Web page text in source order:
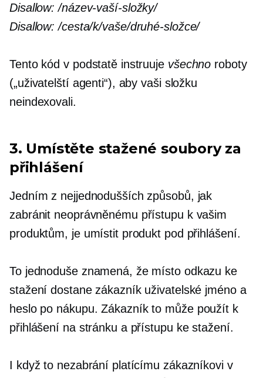
Disallow:/název-vaší-složky/
Disallow:/cesta/k/vaše/druhé-složce/
Tento kód v podstatě instruuje všechno roboty
(„uživatelští agenti“), aby vaši složku
neindexovali.
3. Umístěte stažené soubory za
přihlášení
Jedním z nejjednodušších způsobů, jak
zabránit neoprávněnému přístupu k vašim
produktům, je umístit produkt pod přihlášení.
To jednoduše znamená, že místo odkazu ke
stažení dostane zákazník uživatelské jméno a
heslo po nákupu. Zákazník to může použít k
přihlášení na stránku a přístupu ke stažení.
I když to nezabrání platícímu zákazníkovi v